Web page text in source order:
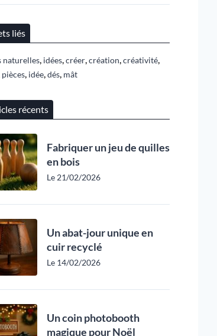
liés
naturelles, idées,créer,création,créativité,
pièces, idée,dés, mât
récents
Fabriquer un jeu de quilles
en bois
Le 21/02/2026
Un abat-jour unique en
cuir recyclé
Le 14/02/2026
Un coin photobooth
magique pour Noël